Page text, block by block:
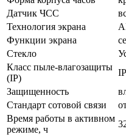
Датчик ЧСС
Технология экрана
Функции экрана
Стекло
Класс пыле-влагозащиты
(IP)
Защищенность
Стандарт сотовой связи
Время работы в активном
режиме, ч